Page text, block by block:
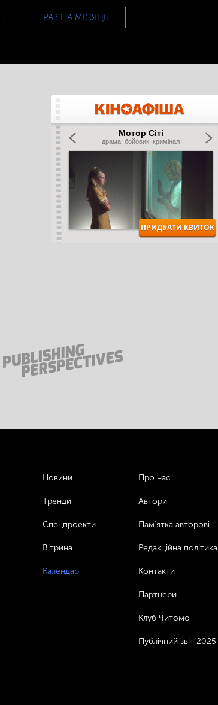
РАЗ НА МІСЯЦЬ
Новини
Тренди
Спецпроекти
Вітрина
Календар
Про нас
Автори
Пам’ятка авторові
Редакційна політика
Контакти
Партнери
Клуб Читомо
Публічний звіт 2025